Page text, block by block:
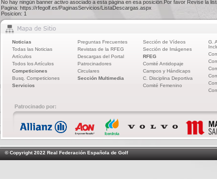
No hay ningún banner activo asociado a esta página en esa posición.Por favor Revise la
Pagina: https://rfegolf.es/PaginasServicios/ListaDescargas.aspx
Posicion: 1
Noticias
Todas las Noticias
Artículos
Todos los Artículos
Competiciones
Busq. Competiciones
Servicios
Preguntas Frecuentes
Revistas de la RFEG
Descargas del Portal
Patrocinadores
Circulares
Sección Multimedia
Sección de Vídeos
Sección de Imágenes
RFEG
Comité Antidopaje
Campos y Hándicaps
C. Disciplina Deportiva
Comité Femenino
G.
© Copyright 2022 Real Federación Española de Golf